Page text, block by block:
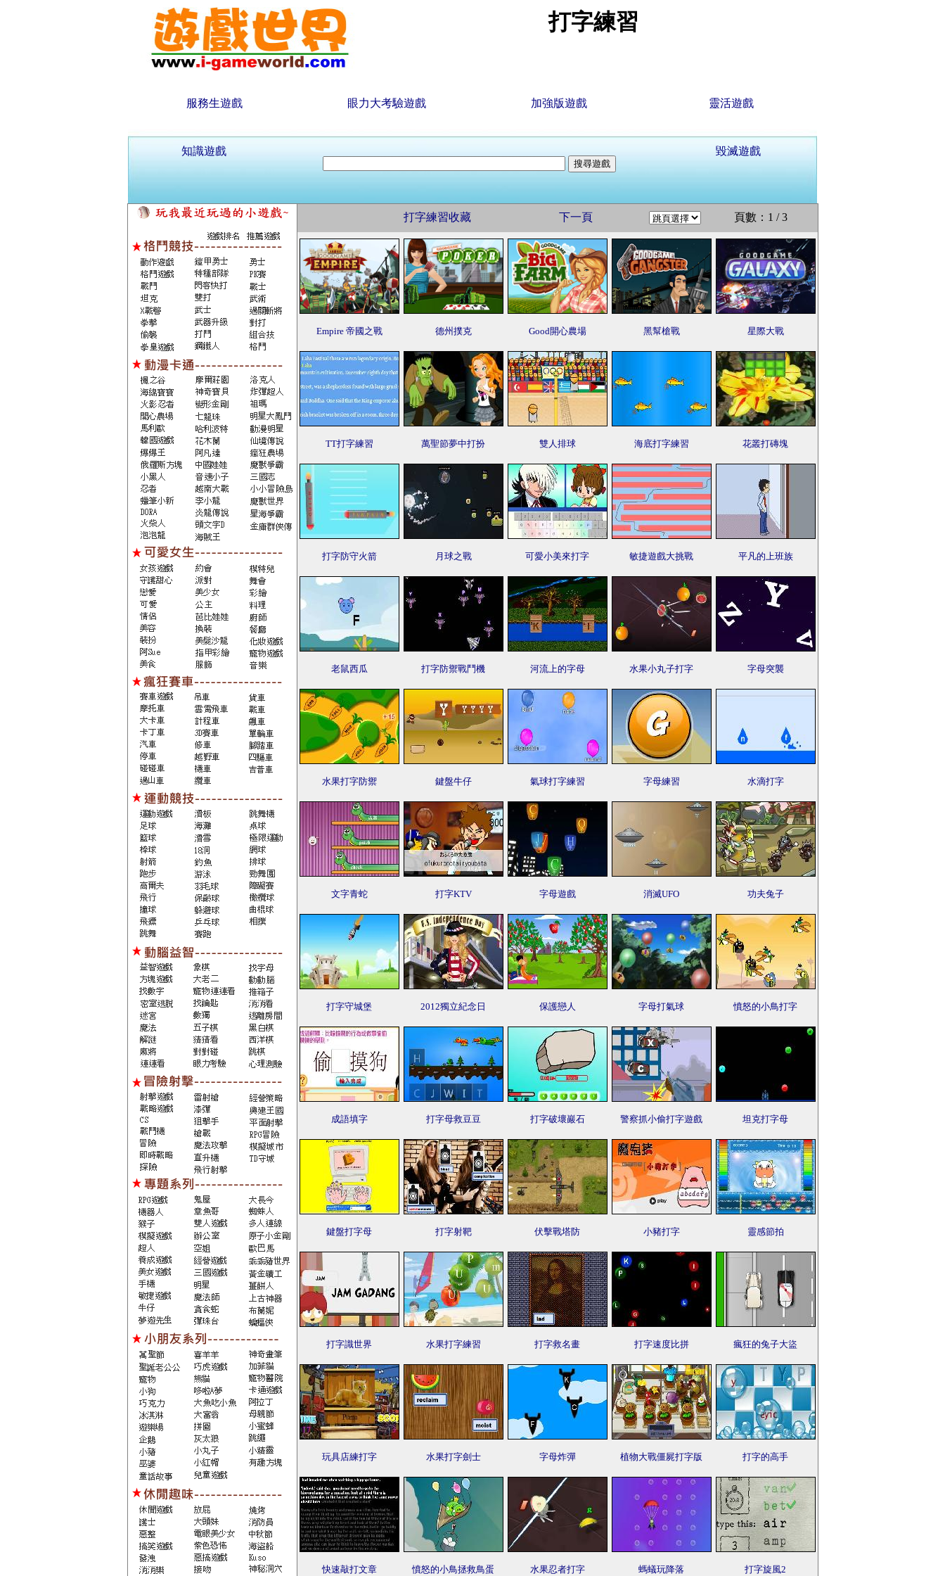
打字練習
服務生遊戲 眼力大考驗遊戲 加強版遊戲 靈活遊戲
知識遊戲 毀滅遊戲
打字練習收藏 下一頁 頁數：1 / 3
Empire 帝國之戰 德州撲克 Good開心農場 黑幫槍戰 星際大戰
TT打字練習 萬聖節夢中打扮 雙人排球 海底打字練習 花叢打磚塊
打字防守火箭 月球之戰 可愛小美來打字 敏捷遊戲大挑戰 平凡的上班族
老鼠西瓜 打字防禦戰鬥機 河流上的字母 水果小丸子打字 字母突襲
水果打字防禦 鍵盤牛仔 氣球打字練習 字母練習 水滴打字
文字青蛇 打字KTV 字母遊戲 消滅UFO 功夫兔子
打字守城堡 2012獨立紀念日 保護戀人 字母打氣球 憤怒的小鳥打字
成語填字 打字母救豆豆 打字破壞巖石 警察抓小偷打字遊戲 坦克打字母
鍵盤打字母 打字射靶 伏擊戰塔防 小豬打字 靈感節拍
打字識世界 水果打字練習 打字救名畫 打字速度比拼 瘋狂的兔子大盜
玩具店練打字 水果打字劍士 字母炸彈 植物大戰僵屍打字版 打字的高手
快速敲打文章 憤怒的小鳥拯救鳥蛋 水果忍者打字 螞蟻玩降落 打字旋風2